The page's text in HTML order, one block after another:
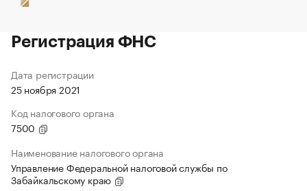
Регистрация ФНС
Дата регистрации
25 ноября 2021
Код налогового органа
7500
Наименование налогового органа
Управление Федеральной налоговой службы по
Забайкальскому краю